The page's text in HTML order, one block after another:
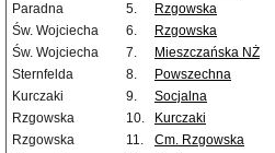
Paradna
5. Rzgowska
Św. Wojciecha
6. Rzgowska
Św. Wojciecha
7. Mieszczańska NŻ
Sternfelda
8. Powszechna
Kurczaki
9. Socjalna
Rzgowska
10. Kurczaki
Rzgowska
11. Cm. Rzgowska